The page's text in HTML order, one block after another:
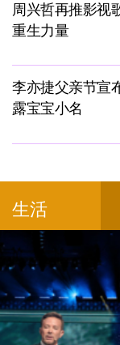
周兴哲再推影视
重生力量
李亦捷父亲节宣
露宝宝小名
生活